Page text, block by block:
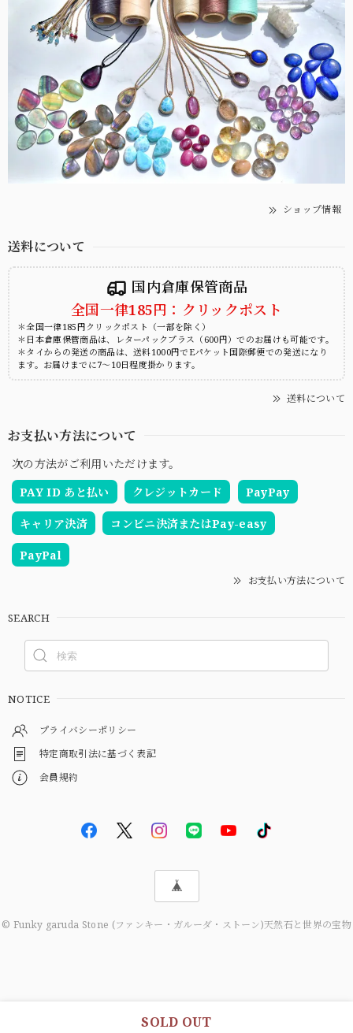
ショップ情報
送料について
国内倉庫保管商品
全国一律185円：クリックポスト
＊全国一律185円クリックポスト（一部を除く）
＊日本倉庫保管商品は、レターパックプラス（600円）でのお届けも可能です。
＊タイからの発送の商品は、送料1000円でEパケット国際郵便での発送になり
ます。お届けまでに7～10日程度掛かります。
送料について
お支払い方法について
次の方法がご利用いただけます。
PAY ID あと払い
クレジットカード PayPay
キャリア決済 コンビニ決済またはPay-easy
PayPal
お支払い方法について
SEARCH
NOTICE
プライバシーポリシー
特定商取引法に基づく表記
会員規約
© Funky garuda Stone (ファンキー・ガルーダ・ストーン)天然石と世界の宝物
SOLD OUT